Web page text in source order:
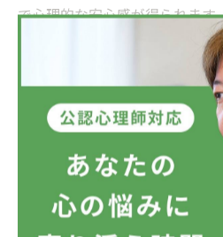
で心理的な安心感が得られます
な知識と傾聴のスキルを持ち、
否定せずに受け止めます。この
あることで、普段は口に出せな
話すことができます。
実際に「カウンセリングで心が
話せた」という体験談は多く、
的な支えになることが分かりま